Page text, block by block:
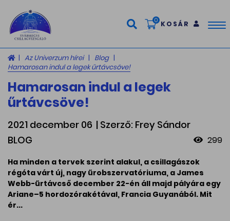
0 KOSÁR
Az Univerzum hírei
Blog
Hamarosan indul a legek űrtávcsöve!
Hamarosan indul a legek
űrtávcsöve!
2021 december 06 | Szerző: Frey Sándor
BLOG
299
Ha minden a tervek szerint alakul, a csillagászok
régóta várt új, nagy űrobszervatóriuma, a James
Webb-űrtávcső december 22-én áll majd pályára egy
Ariane–5 hordozórakétával, Francia Guyanából. Mit
ér...